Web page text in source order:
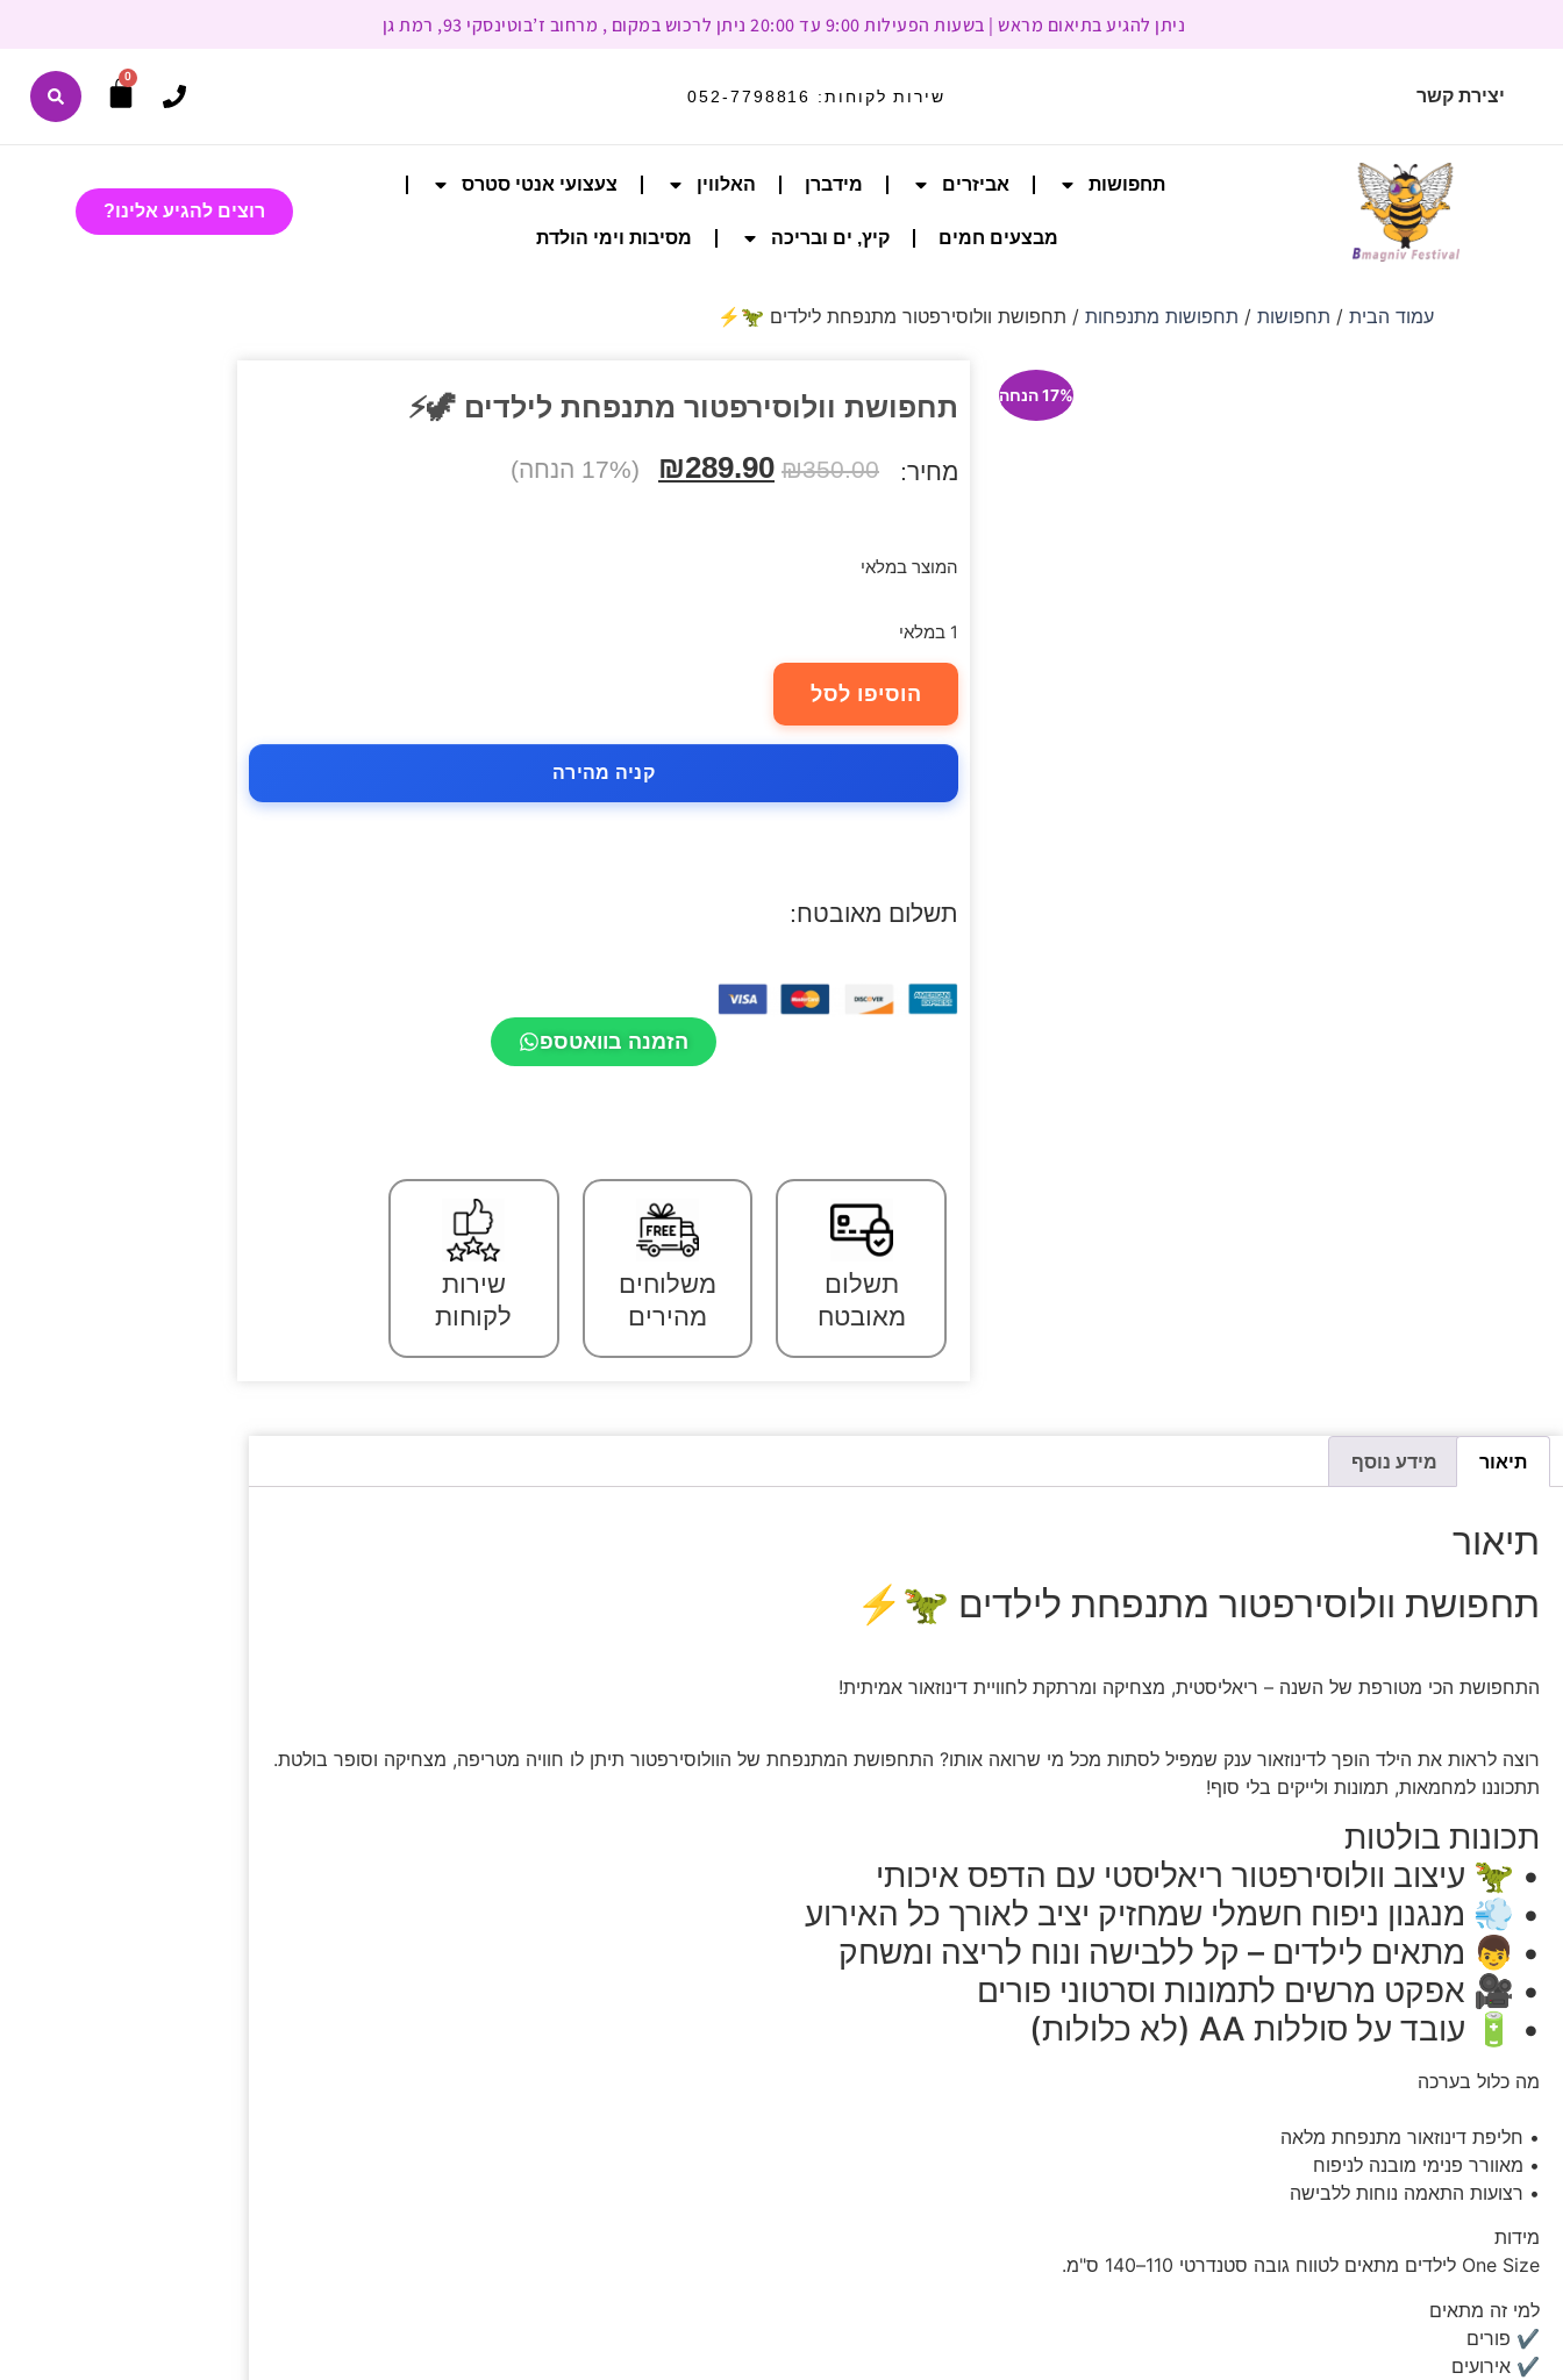
ניתן להגיע בתיאום מראש | בשעות הפעילות 9:00 עד 20:00 ניתן לרכוש במקום , מרחוב ז’בוטינסקי 93, רמת גן
יצירת קשר שירות לקוחות: 052-7798816
0
תחפושות אביזרים מידברן האלווין צעצועי אנטי סטרס
מבצעים חמים קיץ, ים ובריכה מסיבות וימי הולדת
רוצים להגיע אלינו?
עמוד הבית/ תחפושות/ תחפושות מתנפחות/ תחפושת וולוסירפטור מתנפחת לילדים 🦖⚡
17% הנחה תחפושת וולוסירפטור מתנפחת לילדים 🦖⚡
מחיר: ₪350.00
₪289.90 (17% הנחה)
המוצר במלאי
1 במלאי
הוסיפו לסל
קניה מהירה
תשלום מאובטח:
הזמנה בוואטספ
תשלום
מאובטח
משלוחים
מהירים
שירות
לקוחות
תיאור מידע נוסף
תיאור
תחפושת וולוסירפטור מתנפחת לילדים 🦖⚡
התחפושת הכי מטורפת של השנה – ריאליסטית, מצחיקה ומרתקת לחוויית דינוזאור אמיתית!
רוצה לראות את הילד הופך לדינוזאור ענק שמפיל לסתות מכל מי שרואה אותו? התחפושת המתנפחת של הוולוסירפטור תיתן לו חוויה מטריפה, מצחיקה וסופר בולטת.
תתכוננו למחמאות, תמונות ולייקים בלי סוף!
תכונות בולטות
• 🦖 עיצוב וולוסירפטור ריאליסטי עם הדפס איכותי
• 💨 מנגנון ניפוח חשמלי שמחזיק יציב לאורך כל האירוע
• 👦 מתאים לילדים – קל ללבישה ונוח לריצה ומשחק
• 🎥 אפקט מרשים לתמונות וסרטוני פורים
• 🔋 עובד על סוללות AA (לא כלולות)
מה כלול בערכה
• חליפת דינוזאור מתנפחת מלאה
• מאוורר פנימי מובנה לניפוח
• רצועות התאמה נוחות ללבישה
מידות
One Size לילדים מתאים לטווח גובה סטנדרטי 110–140 ס"מ.
למי זה מתאים
✔ פורים
✔ אירועים